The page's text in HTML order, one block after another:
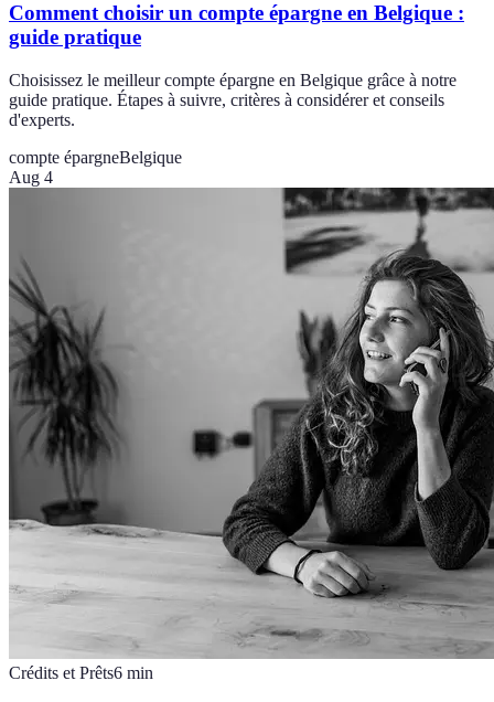
Comment choisir un compte épargne en Belgique :
guide pratique
Choisissez le meilleur compte épargne en Belgique grâce à notre
guide pratique. Étapes à suivre, critères à considérer et conseils
d'experts.
compte épargneBelgique
Aug 4
Crédits et Prêts6 min